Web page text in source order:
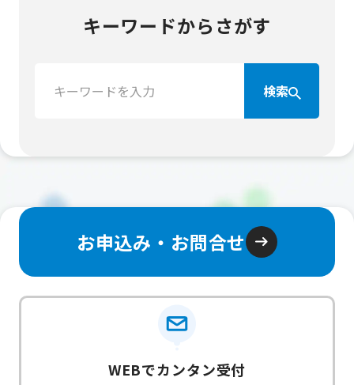
キーワードからさがす
索：
検索
お申込み・お問合せ
WEBでカンタン受付